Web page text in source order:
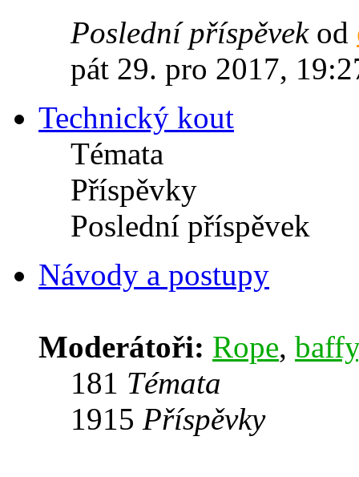
Poslední příspěvekod
pát 29. pro 2017,
Technický kout
Témata
Příspěvky
Poslední příspěvek
Návody a postupy
Moderátoři: Rope, baffy
181 Témata
1915 Příspěvky